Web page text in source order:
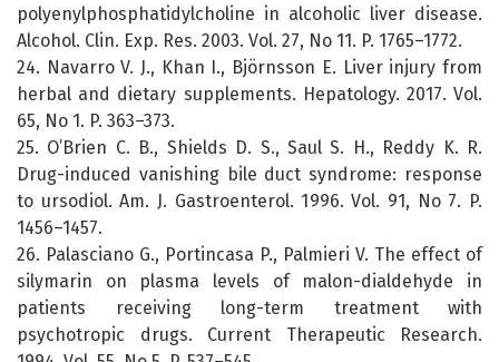
polyenylphosphatidylcholine in alcoholic liver disease.
Alcohol. Clin. Exp. Res. 2003. Vol. 27, No 11. P. 1765–1772.
24. Navarro V. J., Khan I., Björnsson E. Liver injury from
herbal and dietary supplements. Hepatology. 2017. Vol.
65, No 1. P. 363–373.
25. O’Brien C. B., Shields D. S., Saul S. H., Reddy K. R.
Drug-induced vanishing bile duct syndrome: response
to ursodiol. Am. J. Gastroenterol. 1996. Vol. 91, No 7. P.
1456–1457.
26. Palasciano G., Portincasa P., Palmieri V. The effect of
silymarin on plasma levels of malon-dialdehyde in
patients receiving long-term treatment with
psychotropic drugs. Current Therapeutic Research.